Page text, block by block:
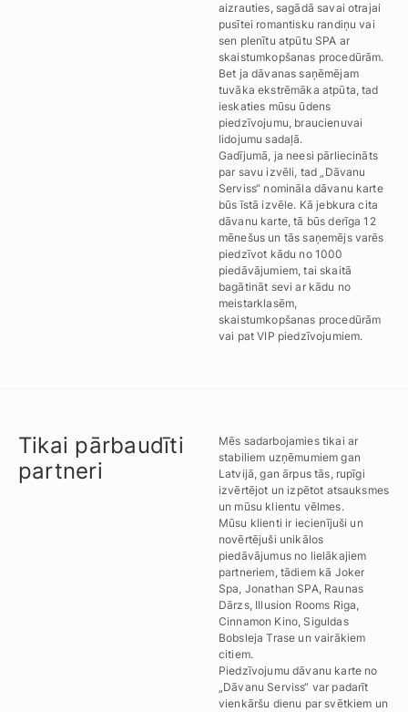
aizrauties, sagādā savai otrajai
pusītei romantisku randiņu vai
sen plenītu atpūtu SPA ar
skaistumkopšanas procedūrām.
Bet ja dāvanas saņēmējam
tuvāka ekstrēmāka atpūta, tad
ieskaties mūsu ūdens
piedzīvojumu, braucienuvai
lidojumu sadaļā.
Gadījumā, ja neesi pārliecināts
par savu izvēli, tad „Dāvanu
Serviss“ nomināla dāvanu karte
būs īstā izvēle. Kā jebkura cita
dāvanu karte, tā būs derīga 12
mēnešus un tās saņemējs varēs
piedzīvot kādu no 1000
piedāvājumiem, tai skaitā
bagātināt sevi ar kādu no
meistarklasēm,
skaistumkopšanas procedūrām
vai pat VIP piedzīvojumiem.
Tikai pārbaudīti
partneri
Mēs sadarbojamies tikai ar
stabiliem uzņēmumiem gan
Latvijā, gan ārpus tās, rupīgi
izvērtējot un izpētot atsauksmes
un mūsu klientu vēlmes.
Mūsu klienti ir iecienījuši un
novērtējuši unikālos
piedāvājumus no lielākajiem
partneriem, tādiem kā Joker
Spa, Jonathan SPA, Raunas
Dārzs, Illusion Rooms Riga,
Cinnamon Kino, Siguldas
Bobsleja Trase un vairākiem
citiem.
Piedzīvojumu dāvanu karte no
„Dāvanu Serviss“ var padarīt
vienkāršu dienu par svētkiem un